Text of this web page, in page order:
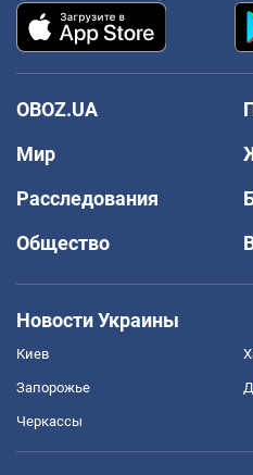
OBOZ.UA
Мир
Расследования
Общество
Новости Украины
Киев
Запорожье
Черкассы